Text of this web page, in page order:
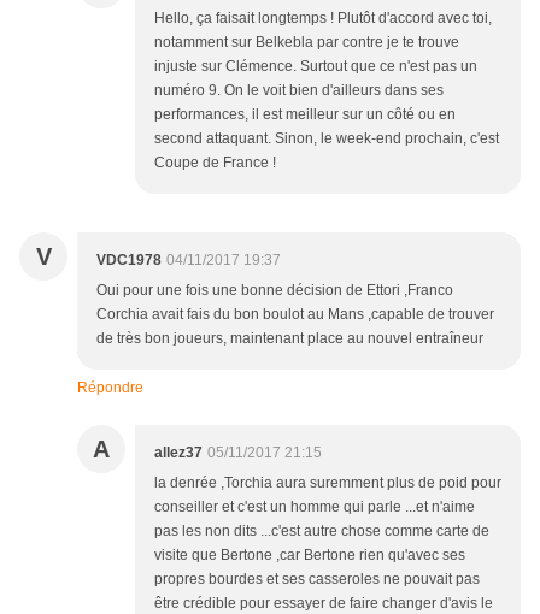
Hello, ça faisait longtemps ! Plutôt d'accord avec toi,
notamment sur Belkebla par contre je te trouve
injuste sur Clémence. Surtout que ce n'est pas un
numéro 9. On le voit bien d'ailleurs dans ses
performances, il est meilleur sur un côté ou en
second attaquant. Sinon, le week-end prochain, c'est
Coupe de France !
V VDC1978 04/11/2017 19:37
Oui pour une fois une bonne décision de Ettori ,Franco
Corchia avait fais du bon boulot au Mans ,capable de trouver
de très bon joueurs, maintenant place au nouvel entraîneur
Répondre
A allez37 05/11/2017 21:15
la denrée ,Torchia aura suremment plus de poid pour
conseiller et c'est un homme qui parle ...et n'aime
pas les non dits ...c'est autre chose comme carte de
visite que Bertone ,car Bertone rien qu'avec ses
propres bourdes et ses casseroles ne pouvait pas
être crédible pour essayer de faire changer d'avis le